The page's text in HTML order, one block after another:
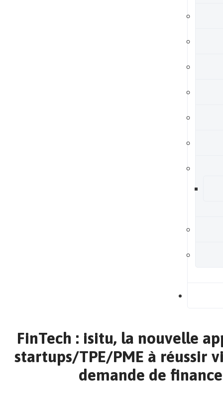
FinTech : isitu, la nouvelle
startups/TPE/PME à réussir
demande de